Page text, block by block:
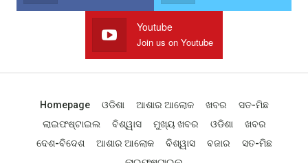
Youtube
Join us on Youtube
Homepage ଓଡିଶା ଆଶାର ଆଲୋକ ଖବର
ସତ-ମିଛ
ଲାଇଫଷ୍ଟାଇଲ
ବିଶ୍ୱାସ ମୁଖ୍ୟ ଖବର ଓଡିଶା
ଖବର
ଦେଶ-ବିଦେଶ
ଆଶାର ଆଲୋକ ବିଶ୍ୱାସ ବଜାର
ସତ-ମିଛ